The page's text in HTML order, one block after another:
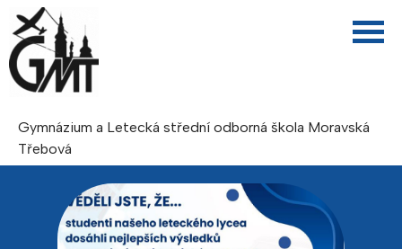
Gymnázium a Letecká střední odborná škola Moravská
Třebová